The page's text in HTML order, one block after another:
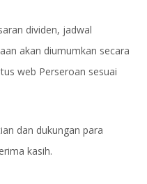
dividen, jadwal
akan diumumkan secara
web Perseroan sesuai
dan dukungan para
kasih.